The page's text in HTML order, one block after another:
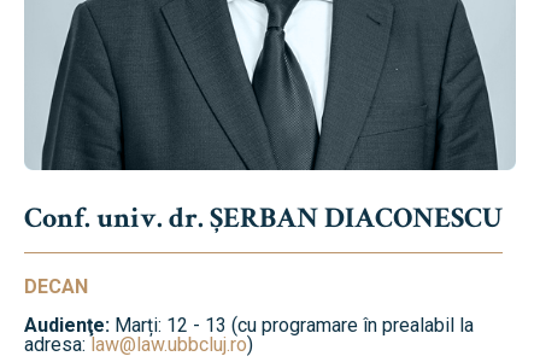
Conf. univ. dr. ȘERBAN DIACONESCU
DECAN
Audienţe: Marți: 12 - 13 (cu programare în prealabil la
adresa:law@law.ubbcluj.ro)